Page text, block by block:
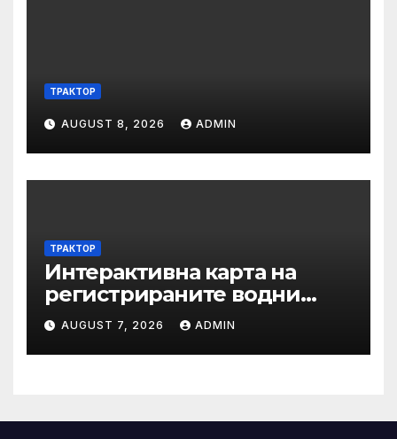
ТРАКТОР
AUGUST 8, 2026 ADMIN
ТРАКТОР
Интерактивна карта на
регистрираните водни
бази по Черноморието за
летния сезон на 2026 г.
AUGUST 7, 2026 ADMIN